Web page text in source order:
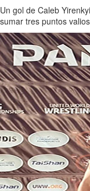
Un gol de Caleb
sumar tres puntos